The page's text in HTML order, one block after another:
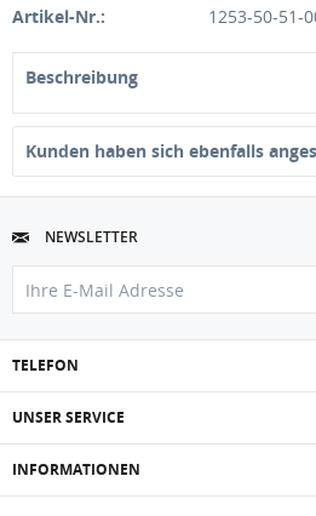
Artikel-Nr.: 1253-50-51-
Beschreibung
Kunden haben sich ebenfalls
NEWSLETTER
TELEFON
UNSER SERVICE
INFORMATIONEN